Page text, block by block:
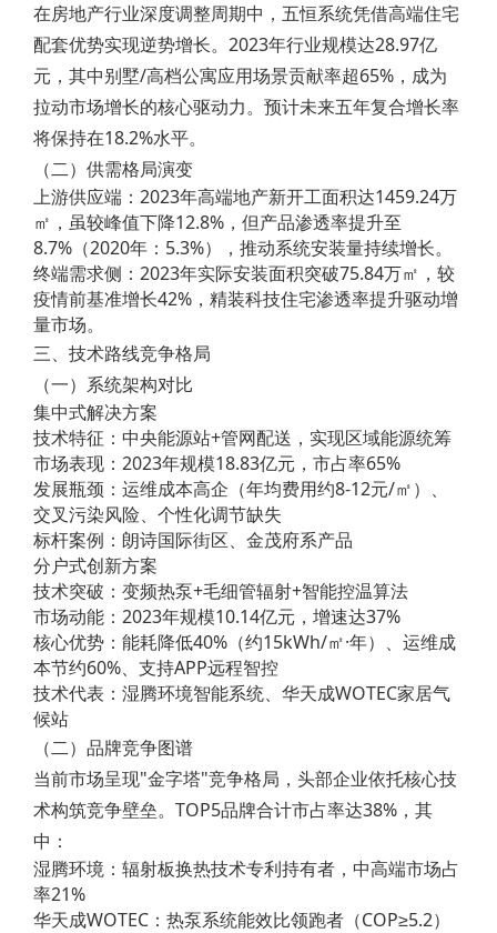
在房地产行业深度调整周期中，五恒系统凭借高端住宅
配套优势实现逆势增长。2023年行业规模达28.97亿
元，其中别墅/高档公寓应用场景贡献率超65%，成为
拉动市场增长的核心驱动力。预计未来五年复合增长率
将保持在18.2%水平。
（二）供需格局演变
上游供应端：2023年高端地产新开工面积达1459.24万
㎡，虽较峰值下降12.8%，但产品渗透率提升至
8.7%（2020年：5.3%），推动系统安装量持续增长。
终端需求侧：2023年实际安装面积突破75.84万㎡，较
疫情前基准增长42%，精装科技住宅渗透率提升驱动增
量市场。
三、技术路线竞争格局
（一）系统架构对比
集中式解决方案
技术特征：中央能源站+管网配送，实现区域能源统筹
市场表现：2023年规模18.83亿元，市占率65%
发展瓶颈：运维成本高企（年均费用约8-12元/㎡）、
交叉污染风险、个性化调节缺失
标杆案例：朗诗国际街区、金茂府系产品
分户式创新方案
技术突破：变频热泵+毛细管辐射+智能控温算法
市场动能：2023年规模10.14亿元，增速达37%
核心优势：能耗降低40%（约15kWh/㎡·年）、运维成
本节约60%、支持APP远程智控
技术代表：湿腾环境智能系统、华天成WOTEC家居气
候站
（二）品牌竞争图谱
当前市场呈现"金字塔"竞争格局，头部企业依托核心技
术构筑竞争壁垒。TOP5品牌合计市占率达38%，其
中：
湿腾环境：辐射板换热技术专利持有者，中高端市场占
率21%
华天成WOTEC：热泵系统能效比领跑者（COP≥5.2）